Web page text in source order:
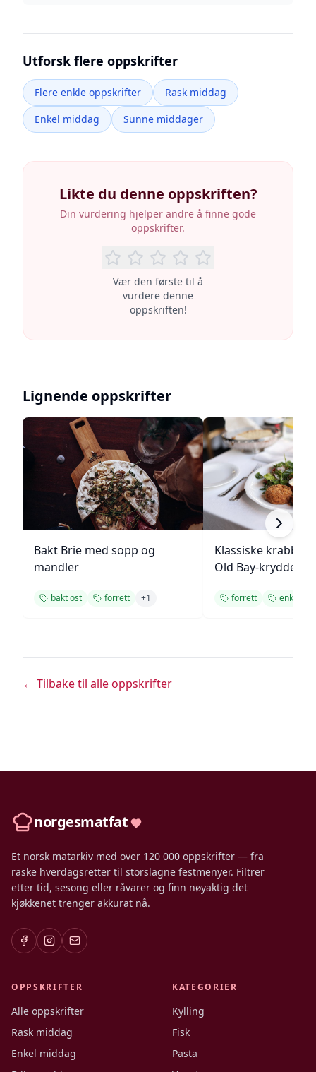
Utforsk flere oppskrifter
Flere enkle oppskrifter
Rask middag
Enkel middag
Sunne middager
Likte du denne oppskriften?
Din vurdering hjelper andre å finne gode
oppskrifter.
Vær den første til å
vurdere denne
oppskriften!
Lignende oppskrifter
Bakt Brie med sopp og
mandler
bakt ost forrett +1
Klassiske
Old Bay-krydder
forrett enkel
← Tilbake til alle oppskrifter
norgesmatfat
Et norsk matarkiv med over 120 000 oppskrifter — fra
raske hverdagsretter til storslagne festmenyer. Filtrer
etter tid, sesong eller råvarer og finn nøyaktig det
kjøkkenet trenger akkurat nå.
OPPSKRIFTER
Alle oppskrifter
Rask middag
Enkel middag
KATEGORIER
Kylling
Fisk
Pasta